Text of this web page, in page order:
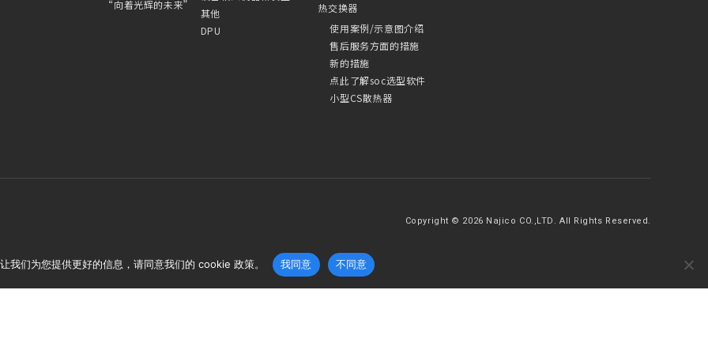
“向着光辉的未来”
其他
DPU
热交换器
使用案例/示意图介绍
售后服务方面的措施
新的措施
点此了解soc选型软件
小型CS散热器
Copyright © 2026 Najico CO.,LTD. All Rights Reserved.
我们为您提供更好的信息，请同意我们的 cookie 政策。 我同意 不同意